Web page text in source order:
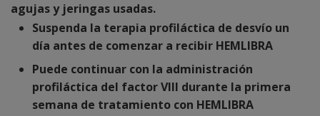
agujas y jeringas usadas.
Suspenda la terapia profiláctica de desvío un
día antes de comenzar a recibir HEMLIBRA
Puede continuar con la administración
profiláctica del factor VIII durante la primera
semana de tratamiento con HEMLIBRA